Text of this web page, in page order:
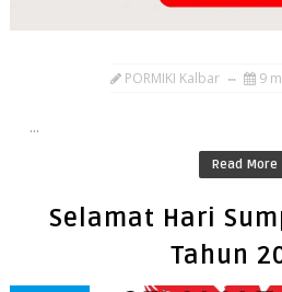
PORMIKI Kalbar 9
...
Read More
Selamat Hari
Tahun